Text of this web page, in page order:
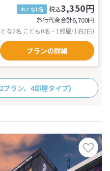
おとな1名 税込3,350円
旅行代金合計6,700円
な2名 こども0名・1部屋/1泊2日)
プランの詳細
プラン、4部屋タイプ)